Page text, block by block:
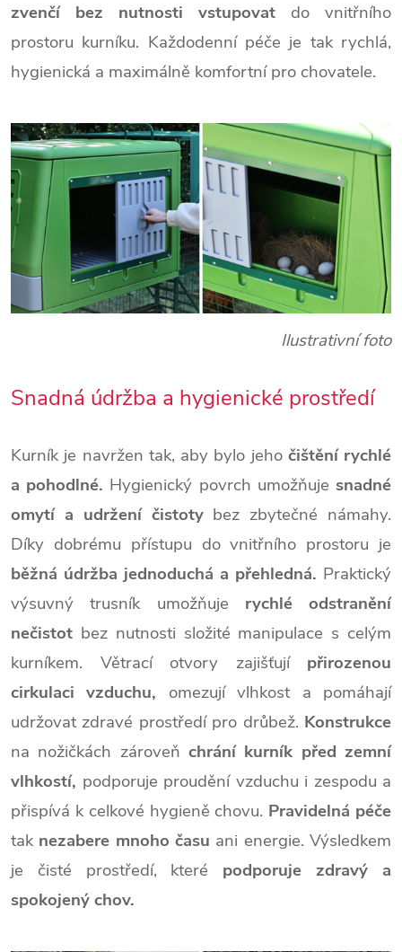
zvenčí bez nutnosti vstupovat do vnitřního
prostoru kurníku. Každodenní péče je tak rychlá,
hygienická a maximálně komfortní pro chovatele.
Ilustrativní foto
Snadná údržba a hygienické prostředí
Kurník je navržen tak, aby bylo jehočištění rychlé
a pohodlné. Hygienický povrch umožňujesnadné
omytí a udržení čistotybez zbytečné námahy.
Díky dobrému přístupu do vnitřního prostoru je
běžná údržba jednoduchá a přehledná. Praktický
výsuvný trusník umožňuje rychlé odstranění
nečistot bez nutnosti složité manipulace s celým
kurníkem. Větrací otvory zajišťují přirozenou
cirkulaci vzduchu, omezují vlhkost a pomáhají
udržovat zdravé prostředí pro drůbež. Konstrukce
na nožičkách zároveň chrání kurník před zemní
vlhkostí, podporuje proudění vzduchu i zespodu a
přispívá k celkové hygieně chovu. Pravidelná péče
tak nezabere mnoho času ani energie. Výsledkem
je čisté prostředí, které podporuje zdravý a
spokojený chov.